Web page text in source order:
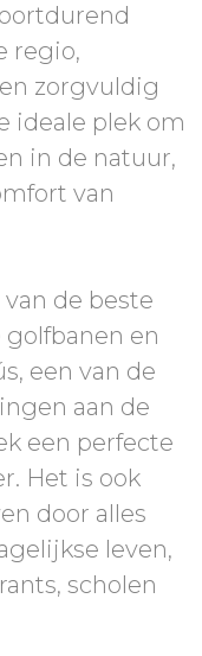
regio,
zorgvuldig
ideale plek om
in de natuur,
van
de beste
en
een van de
aan de
een perfecte
Het is ook
door alles
leven,
scholen